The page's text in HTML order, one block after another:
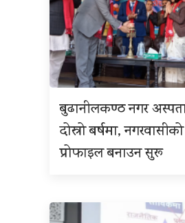
बुढानीलकण्ठ नगर
दोस्रो बर्षमा,
प्रोफाइल बनाउन सुरू